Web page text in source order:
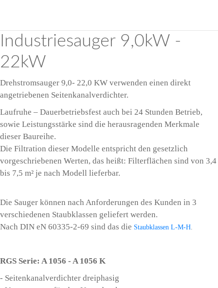
Industriesauger 9,0kW -
22kW
Drehstromsauger 9,0- 22,0 KW verwenden einen direkt
angetriebenen Seitenkanalverdichter.
Laufruhe – Dauerbetriebsfest auch bei 24 Stunden Betrieb,
sowie Leistungsstärke sind die herausragenden Merkmale
dieser Baureihe.
Die Filtration dieser Modelle entspricht den gesetzlich
vorgeschriebenen Werten, das heißt: Filterflächen sind von 3,4
bis 7,5 m² je nach Modell lieferbar.
Die Sauger können nach Anforderungen des Kunden in 3
verschiedenen Staubklassen geliefert werden.
Nach DIN eN 60335-2-69 sind das die Staubklassen L-M-H.
RGS Serie: A 1056 - A 1056 K
- Seitenkanalverdichter dreiphasig